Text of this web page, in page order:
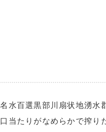
水百選黒部川扇状地湧水
当たりがなめらかで搾り